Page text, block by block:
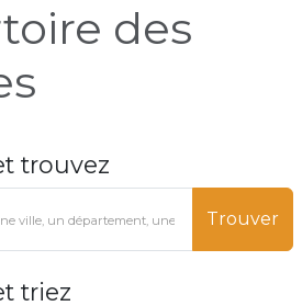
des
trouvez
Trouver
triez